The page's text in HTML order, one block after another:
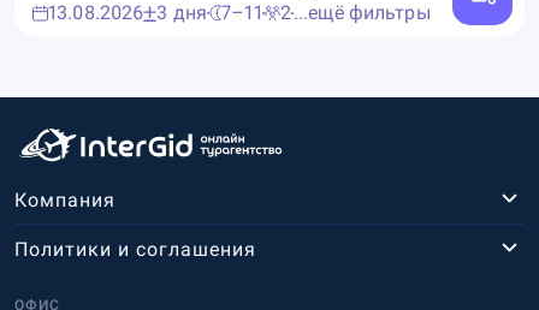
13.08.2026 3 дня 7–11 2...ещё фильтры
Компания
ОФИС
Политики и соглашения